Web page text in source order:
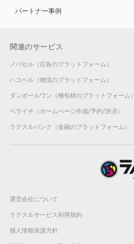
パートナー事例
関連のサービス
ノバセル（広告のプラットフォーム）
ハコベル（物流のプラットフォーム）
ダンボールワン（梱包材のプラットフォーム）
ペライチ（ホームページ作成/予約/決済）
ラクスルバンク（金融のプラットフォーム）
運営会社について
ラクスルサービス利用規約
個人情報保護方針